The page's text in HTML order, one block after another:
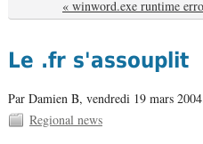
« winword.exe runtime
Le .fr s'assouplit
Par Damien B, vendredi 19 mars
Regional news